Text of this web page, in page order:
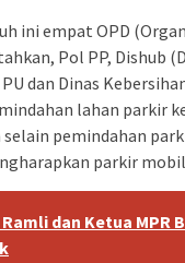
ini empat OPD
Pol PP, Dishub
dan Dinas
lahan parkir
selain pemindahan
parkir
dan Ketua MPR